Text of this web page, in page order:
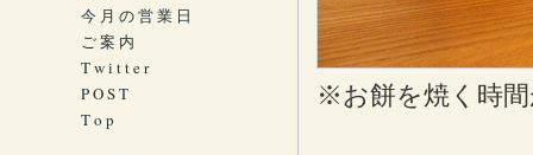
※お餅を焼く時
今 月 の 営 業 日
ご 案 内
T w i t t e r
P O S T
T o p